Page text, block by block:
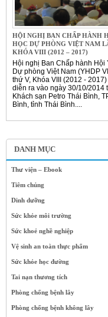
DANH MỤC
Thư viện – Ebook
Tiêm chủng
Dinh dưỡng
Sức khỏe môi trường
Sức khoẻ nghề nghiệp
Vệ sinh an toàn thực phẩm
Sức khỏe học đường
Tai nạn thương tích
Phòng chống bệnh lây
Phòng chống bệnh không lây
HỘI NGHỊ BAN CHẤP HÀNH
HỌC DỰ PHÒNG VIỆT NAM
KHÓA VIII (2012 – 2017)
Hội nghị Ban Chấp hành Hội
Dự phòng Việt Nam (YHDP
thứ V, Khóa VIII (2012 -
diễn ra vào ngày 30/10/2014
Khách sạn Petro Thái Bình,
Bình, tỉnh Thái Bình....